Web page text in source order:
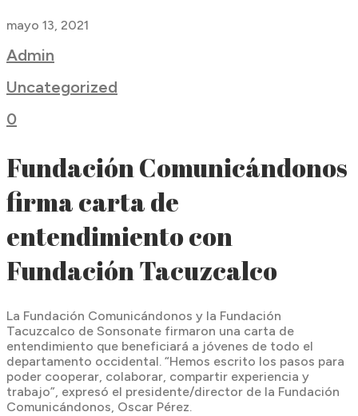
mayo 13, 2021
Admin
Uncategorized
0
Fundación Comunicándonos
firma carta de
entendimiento con
Fundación Tacuzcalco
La Fundación Comunicándonos y la Fundación
Tacuzcalco de Sonsonate firmaron una carta de
entendimiento que beneficiará a jóvenes de todo el
departamento occidental. “Hemos escrito los pasos para
poder cooperar, colaborar, compartir experiencia y
trabajo”, expresó el presidente/director de la Fundación
Comunicándonos, Oscar Pérez.